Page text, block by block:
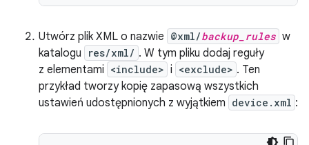
Utwórz plik XML o nazwie @xml/backup_rules w
katalogu
res/xml/ . W tym pliku dodaj reguły
z elementami <include> i <exclude> . Ten
przykład tworzy kopię zapasową wszystkich
ustawień udostępnionych z wyjątkiem device.xml :